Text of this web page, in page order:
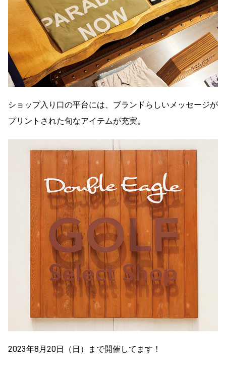
ショップ入り口の平台には、ブランドらしいメッセージが
プリントされた旬なアイテムが充実。
2023年8月20日（日）まで開催してます！